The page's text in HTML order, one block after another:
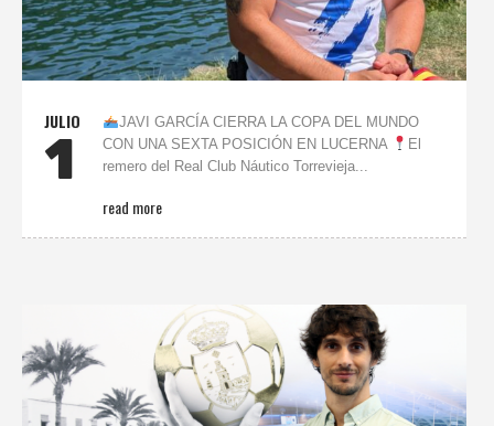
JULIO
1
JAVI GARCÍA CIERRA LA COPA DEL MUNDO
CON UNA SEXTA POSICIÓN EN LUCERNA
El
remero del Real Club Náutico Torrevieja...
read more